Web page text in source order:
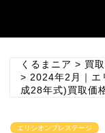
くるまニア > 買
> 2024年2月｜エ
成28年式)買取価
エリシオンプレステージ